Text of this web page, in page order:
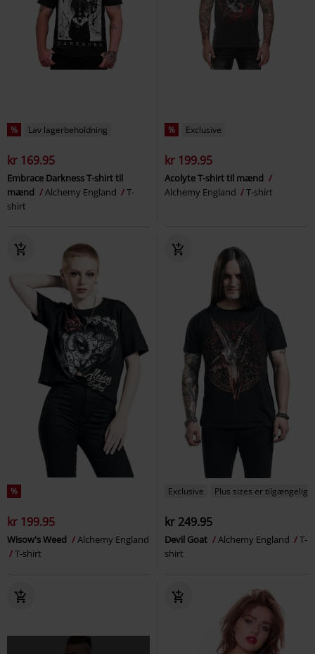
% Lav lagerbeholdning
kr 169.95
Embrace Darkness T-shirt til
mænd
Alchemy England
T-
shirt
% Exclusive
kr 199.95
Acolyte T-shirt til mænd
Alchemy England
T-shirt
%
kr 199.95
Wisow's Weed
Alchemy England
T-shirt
Exclusive Plus sizes er tilgængelige
kr 249.95
Devil Goat Alchemy England
T-
shirt